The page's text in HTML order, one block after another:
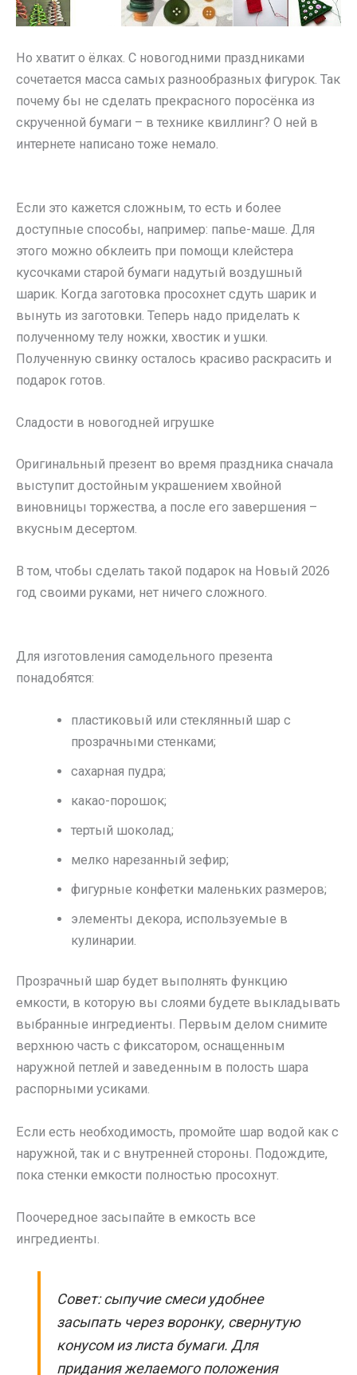
Но хватит о ёлках. С новогодними праздниками
сочетается масса самых разнообразных фигурок. Так
почему бы не сделать прекрасного поросёнка из
скрученной бумаги – в технике квиллинг? О ней в
интернете написано тоже немало.
Если это кажется сложным, то есть и более
доступные способы, например: папье-маше. Для
этого можно обклеить при помощи клейстера
кусочками старой бумаги надутый воздушный
шарик. Когда заготовка просохнет сдуть шарик и
вынуть из заготовки. Теперь надо приделать к
полученному телу ножки, хвостик и ушки.
Полученную свинку осталось красиво раскрасить и
подарок готов.
Сладости в новогодней игрушке
Оригинальный презент во время праздника сначала
выступит достойным украшением хвойной
виновницы торжества, а после его завершения –
вкусным десертом.
В том, чтобы сделать такой подарок на Новый 2026
год своими руками, нет ничего сложного.
Для изготовления самодельного презента
понадобятся:
пластиковый или стеклянный шар с
прозрачными стенками;
сахарная пудра;
какао-порошок;
тертый шоколад;
мелко нарезанный зефир;
фигурные конфетки маленьких размеров;
элементы декора, используемые в
кулинарии.
Прозрачный шар будет выполнять функцию
емкости, в которую вы слоями будете выкладывать
выбранные ингредиенты. Первым делом снимите
верхнюю часть с фиксатором, оснащенным
наружной петлей и заведенным в полость шара
распорными усиками.
Если есть необходимость, промойте шар водой как с
наружной, так и с внутренней стороны. Подождите,
пока стенки емкости полностью просохнут.
Поочередное засыпайте в емкость все
ингредиенты.
Совет: сыпучие смеси удобнее
засыпать через воронку, свернутую
конусом из листа бумаги. Для
придания желаемого положения